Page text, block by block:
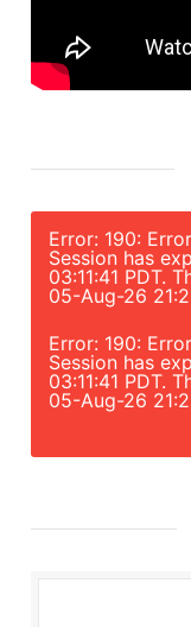
Error: 190:
Session has
03:11:41 PDT.
05-Aug-26
Error: 190:
Session has
03:11:41 PDT.
05-Aug-26